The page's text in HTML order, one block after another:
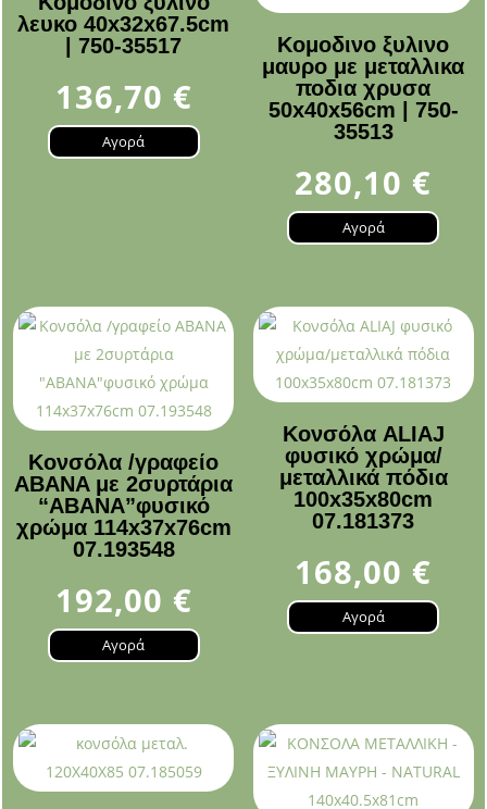
λευκο 40x32x67.5cm
| 750-35517
136,70 €
Αγορά
Κομοδινο ξυλινο
μαυρο με μεταλλικα
ποδια χρυσα
50x40x56cm | 750-
35513
280,10 €
Αγορά
Κονσόλα /γραφείο
ABANA με 2συρτάρια
“ΑΒΑΝΑ”φυσικό
χρώμα 114x37x76cm
07.193548
192,00 €
Αγορά
Κονσόλα ALIAJ
φυσικό χρώμα/
μεταλλικά πόδια
100x35x80cm
07.181373
168,00 €
Αγορά